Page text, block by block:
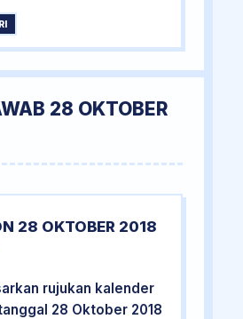
28 OKTOBER
28 OKTOBER 2018
rujukan kalender
28 Oktober 2018